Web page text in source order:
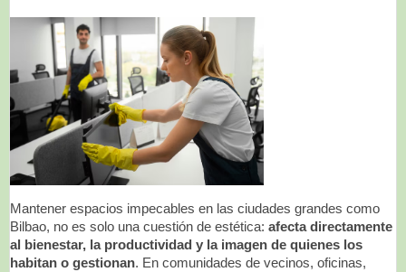
Mantener espacios impecables en las ciudades grandes como
Bilbao, no es solo una cuestión de estética: afecta directamente
al bienestar, la productividad y la imagen de quienes los
habitan o gestionan. En comunidades de vecinos, oficinas,